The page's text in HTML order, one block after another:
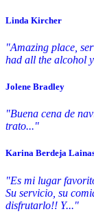
Linda Kircher
"Amazing place,
had all the alcohol
Jolene Bradley
"Buena cena de
trato..."
Karina Berdeja
"Es mi lugar
Su servicio, su
disfrutarlo!! Y..."